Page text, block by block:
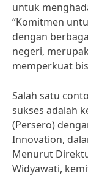
untuk
“Komitmen
dengan
negeri,
memperkuat
Salah satu
sukses adalah
(Persero)
Innovation,
Menurut
Widyawati,